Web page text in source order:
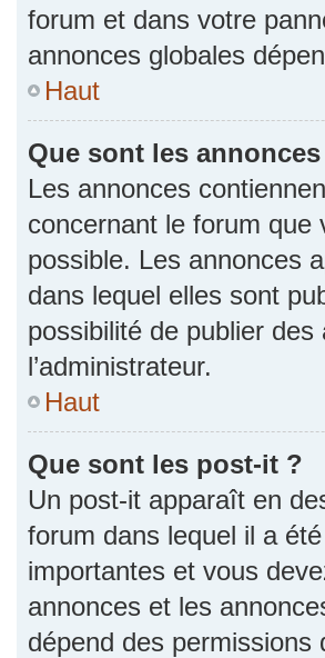
forum et dans votre
annonces globales
Haut
Que sont les
Les annonces
concernant le forum que
possible. Les annonces
dans lequel elles sont
possibilité de publier
l’administrateur.
Haut
Que sont les post-it ?
Un post-it apparaît en
forum dans lequel il a
importantes et vous
annonces et les
dépend des permissions